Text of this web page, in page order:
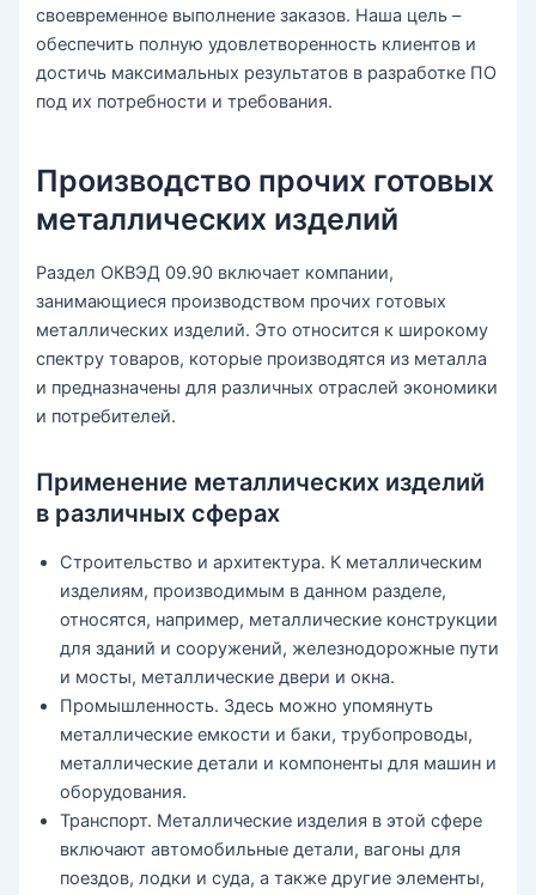
своевременное выполнение заказов. Наша цель –
обеспечить полную удовлетворенность клиентов и
достичь максимальных результатов в разработке ПО
под их потребности и требования.
Производство прочих готовых
металлических изделий
Раздел ОКВЭД 09.90 включает компании,
занимающиеся производством прочих готовых
металлических изделий. Это относится к широкому
спектру товаров, которые производятся из металла
и предназначены для различных отраслей экономики
и потребителей.
Применение металлических изделий
в различных сферах
Строительство и архитектура. К металлическим
изделиям, производимым в данном разделе,
относятся, например, металлические конструкции
для зданий и сооружений, железнодорожные пути
и мосты, металлические двери и окна.
Промышленность. Здесь можно упомянуть
металлические емкости и баки, трубопроводы,
металлические детали и компоненты для машин и
оборудования.
Транспорт. Металлические изделия в этой сфере
включают автомобильные детали, вагоны для
поездов, лодки и суда, а также другие элементы,